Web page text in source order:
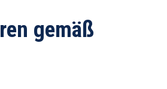
gemäß